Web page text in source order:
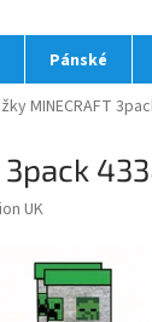
Pánské
MINECRAFT
3pack
UK